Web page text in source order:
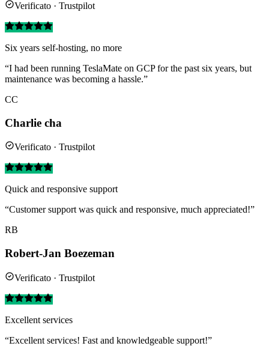
Verificato · Trustpilot
Six years self-hosting, no more
“I had been running TeslaMate on GCP for the past six years, but
maintenance was becoming a hassle.”
CC
Charlie cha
Verificato · Trustpilot
Quick and responsive support
“Customer support was quick and responsive, much appreciated!”
RB
Robert-Jan Boezeman
Verificato · Trustpilot
Excellent services
“Excellent services! Fast and knowledgeable support!”